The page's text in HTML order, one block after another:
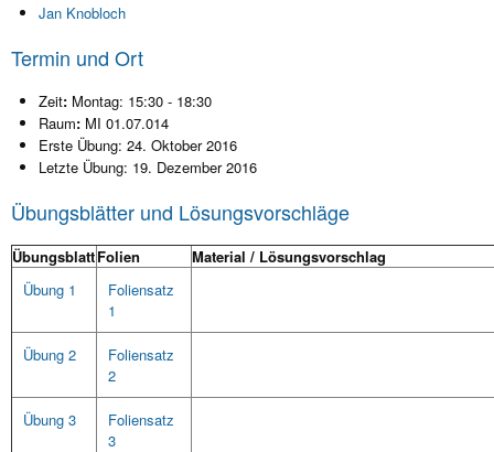
Jan Knobloch
Termin und Ort
Zeit: Montag: 15:30 - 18:30
Raum: MI 01.07.014
Erste Übung: 24. Oktober 2016
Letzte Übung: 19. Dezember 2016
Übungsblätter und Lösungsvorschläge
ÜbungsblattFolien
Material / Lösungsvorschlag
Übung 1
Foliensatz
1
Übung 2
Foliensatz
2
Übung 3
Foliensatz
3